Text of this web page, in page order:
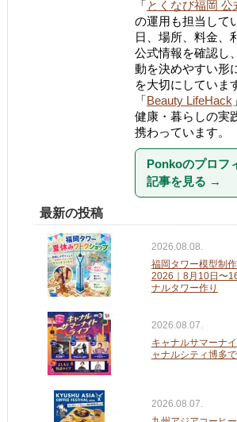
「とくなび福岡 公
の運用も担当して
日、場所、料金、
公式情報を確認し
動を決めやすい形
を大切にしていま
「Beauty LifeHack
健康・暮らしの実
携わっています。
Ponkoのプロフ
記事を見る →
最新の投稿
2026.08.08.
福岡タワー模型制
2026｜8月10日〜
ナルタワー作り
2026.08.07.
キャナルサマーナ
ャナルシティ博多
2026.08.07.